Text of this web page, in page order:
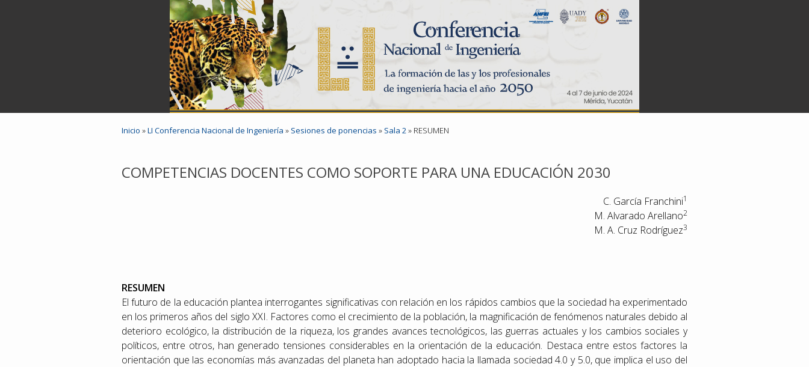
Inicio »LI Conferencia Nacional de Ingeniería » Sesiones de ponencias » Sala 2» RESUMEN
COMPETENCIAS DOCENTES COMO SOPORTE PARA UNA EDUCACIÓN 2030
C. García Franchini1
M. Alvarado Arellano2
M. A. Cruz Rodríguez3
RESUMEN
El futuro de la educación plantea interrogantes significativas con relación en los rápidos cambios que la sociedad ha experimentado
en los primeros años del siglo XXI. Factores como el crecimiento de la población, la magnificación de fenómenos naturales debido al
deterioro ecológico, la distribución de la riqueza, los grandes avances tecnológicos, las guerras actuales y los cambios sociales y
políticos, entre otros, han generado tensiones considerables en la orientación de la educación. Destaca entre estos factores la
orientación que las economías más avanzadas del planeta han adoptado hacia la llamada sociedad 4.0 y 5.0, que implica el uso del